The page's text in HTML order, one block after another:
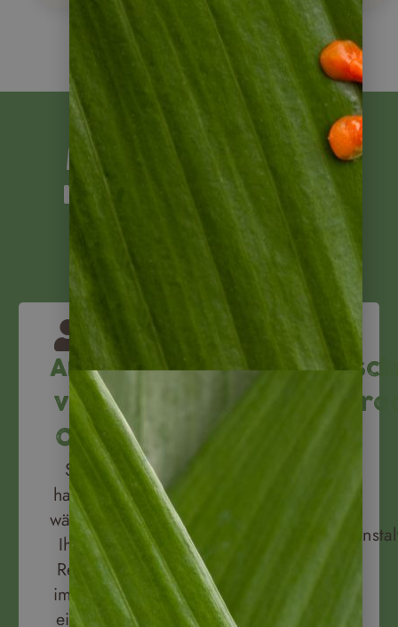
Mit Napur Tours
reisen Sie sicher
Ansprechpartner
vor
Ort
Sie
haben
während
Ihrer
Reise
immer
einen
Sie bei
uns
Ihre
Reiseversicherungen
gleich
dazu!
Wir
arbeiten
Wir
deutscher
Bei
allen
Belangen